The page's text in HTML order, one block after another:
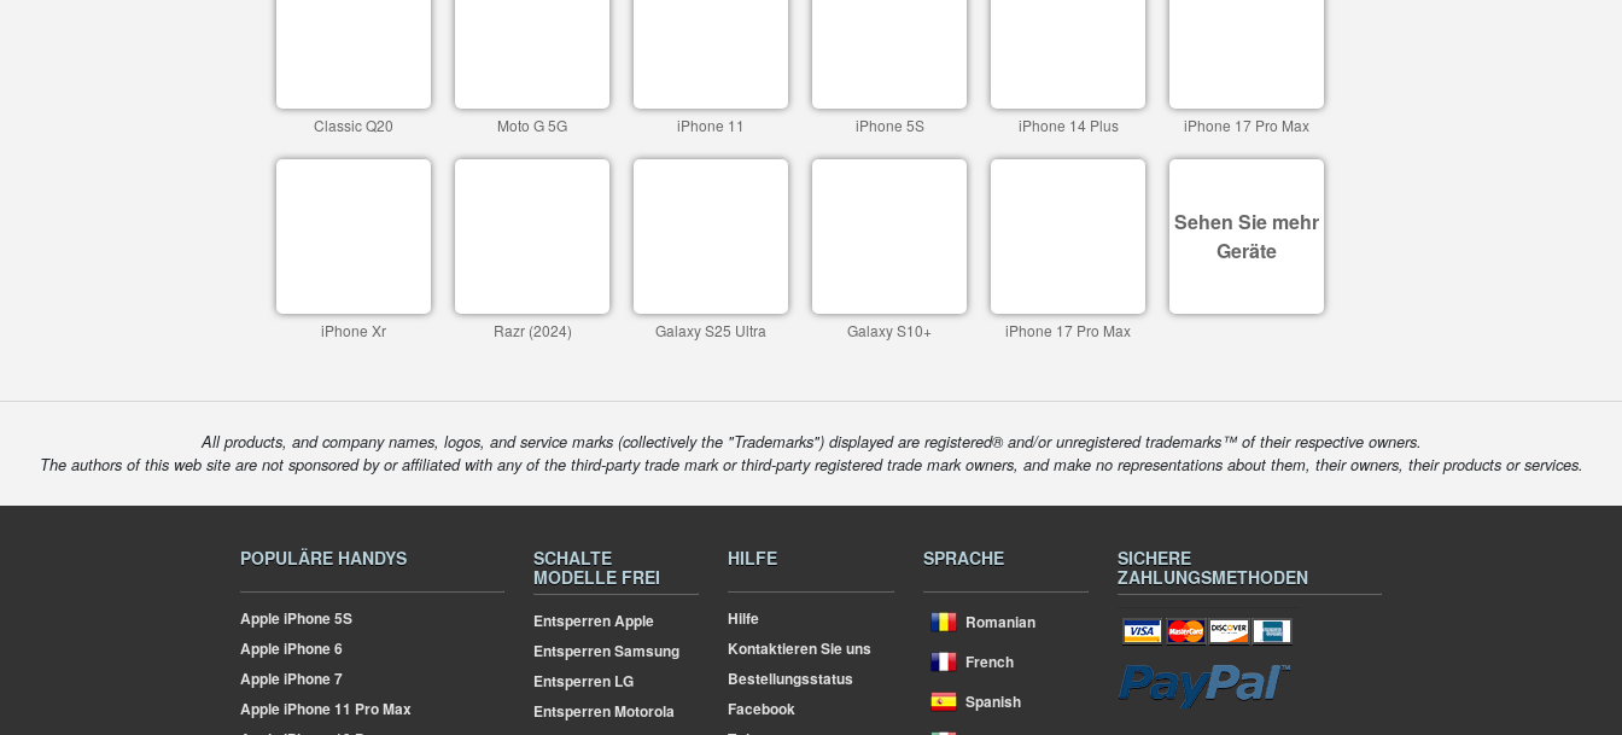
Classic Q20 Moto G 5G iPhone 11 iPhone 5S iPhone 14 Plus iPhone 17 Pro Max
iPhone Xr Razr (2024) Galaxy S25 Ultra Galaxy S10+ iPhone 17 Pro Max
Sehen Sie mehr
Geräte
All products, and company names, logos, and service marks (collectively the "Trademarks") displayed are registered® and/or unregistered trademarks™ of their respective owners.
The authors of this web site are not sponsored by or affiliated with any of the third-party trade mark or third-party registered trade mark owners, and make no representations about them, their owners, their products or services.
POPULÄRE HANDYS
AppleiPhone 5S
AppleiPhone 6
AppleiPhone 7
AppleiPhone 11 Pro Max
SCHALTE
MODELLE FREI
Entsperren Apple
Entsperren Samsung
Entsperren LG
Entsperren Motorola
HILFE
Hilfe
Kontaktieren Sie uns
Bestellungsstatus
Facebook
SPRACHE
Romanian
French
Spanish
SICHERE
ZAHLUNGSMETHODEN